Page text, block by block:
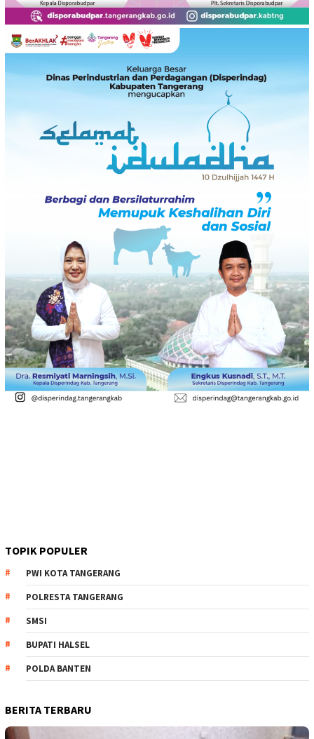
TOPIK POPULER
PWI KOTA TANGERANG
POLRESTA TANGERANG
SMSI
BUPATI HALSEL
POLDA BANTEN
BERITA TERBARU